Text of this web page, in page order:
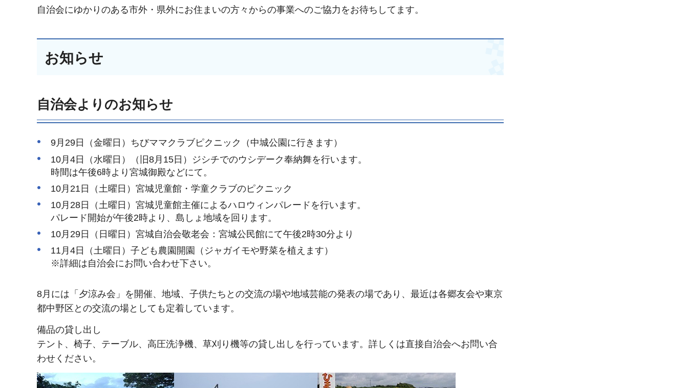
自治会にゆかりのある市外・県外にお住まいの方々からの事業へのご協力をお待ちしてます。
お知らせ
自治会よりのお知らせ
9月29日（金曜日）ちびママクラブピクニック（中城公園に行きます）
10月4日（水曜日）（旧8月15日）ジシチでのウシデーク奉納舞を行います。
時間は午後6時より宮城御殿などにて。
10月21日（土曜日）宮城児童館・学童クラブのピクニック
10月28日（土曜日）宮城児童館主催によるハロウィンパレードを行います。
パレード開始が午後2時より、島しょ地域を回ります。
10月29日（日曜日）宮城自治会敬老会：宮城公民館にて午後2時30分より
11月4日（土曜日）子ども農園開園（ジャガイモや野菜を植えます）
※詳細は自治会にお問い合わせ下さい。
8月には「夕涼み会」を開催、地域、子供たちとの交流の場や地域芸能の発表の場であり、最近は各郷友会や東京
都中野区との交流の場としても定着しています。
備品の貸し出し
テント、椅子、テーブル、高圧洗浄機、草刈り機等の貸し出しを行っています。詳しくは直接自治会へお問い合
わせください。